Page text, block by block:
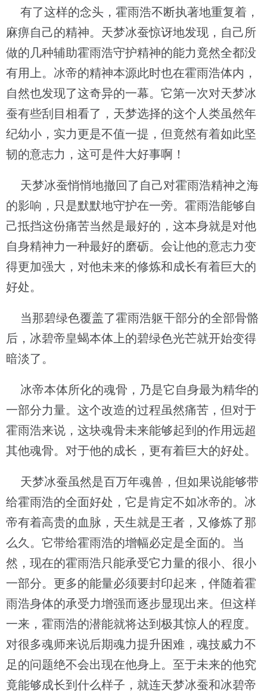
有了这样的念头，霍雨浩不断执著地重复着，
麻痹自己的精神。天梦冰蚕惊讶地发现，自己所
做的几种辅助霍雨浩守护精神的能力竟然全都没
有用上。冰帝的精神本源此时也在霍雨浩体内，
自然也发现了这奇异的一幕。它第一次对天梦冰
蚕有些刮目相看了，天梦选择的这个人类虽然年
纪幼小，实力更是不值一提，但竟然有着如此坚
韧的意志力，这可是件大好事啊！
天梦冰蚕悄悄地撤回了自己对霍雨浩精神之海
的影响，只是默默地守护在一旁。霍雨浩能够自
己抵挡这份痛苦当然是最好的，这本身就是对他
自身精神力一种最好的磨砺。会让他的意志力变
得更加强大，对他未来的修炼和成长有着巨大的
好处。
当那碧绿色覆盖了霍雨浩躯干部分的全部骨骼
后，冰碧帝皇蝎本体上的碧绿色光芒就开始变得
暗淡了。
冰帝本体所化的魂骨，乃是它自身最为精华的
一部分力量。这个改造的过程虽然痛苦，但对于
霍雨浩来说，这块魂骨未来能够起到的作用远超
其他魂骨。对于他的成长，更有着巨大的好处。
天梦冰蚕虽然是百万年魂兽，但如果说能够带
给霍雨浩的全面好处，它是肯定不如冰帝的。冰
帝有着高贵的血脉，天生就是王者，又修炼了那
么久。它带给霍雨浩的增幅必定是全面的。当
然，现在的霍雨浩只能承受它力量的很小、很小
一部分。更多的能量必须要封印起来，伴随着霍
雨浩身体的承受力增强而逐步显现出来。但这样
一来，霍雨浩的潜能就将达到极其惊人的程度。
对很多魂师来说后期魂力提升困难，魂技威力不
足的问题绝不会出现在他身上。至于未来的他究
竟能够成长到什么样子，就连天梦冰蚕和冰碧帝